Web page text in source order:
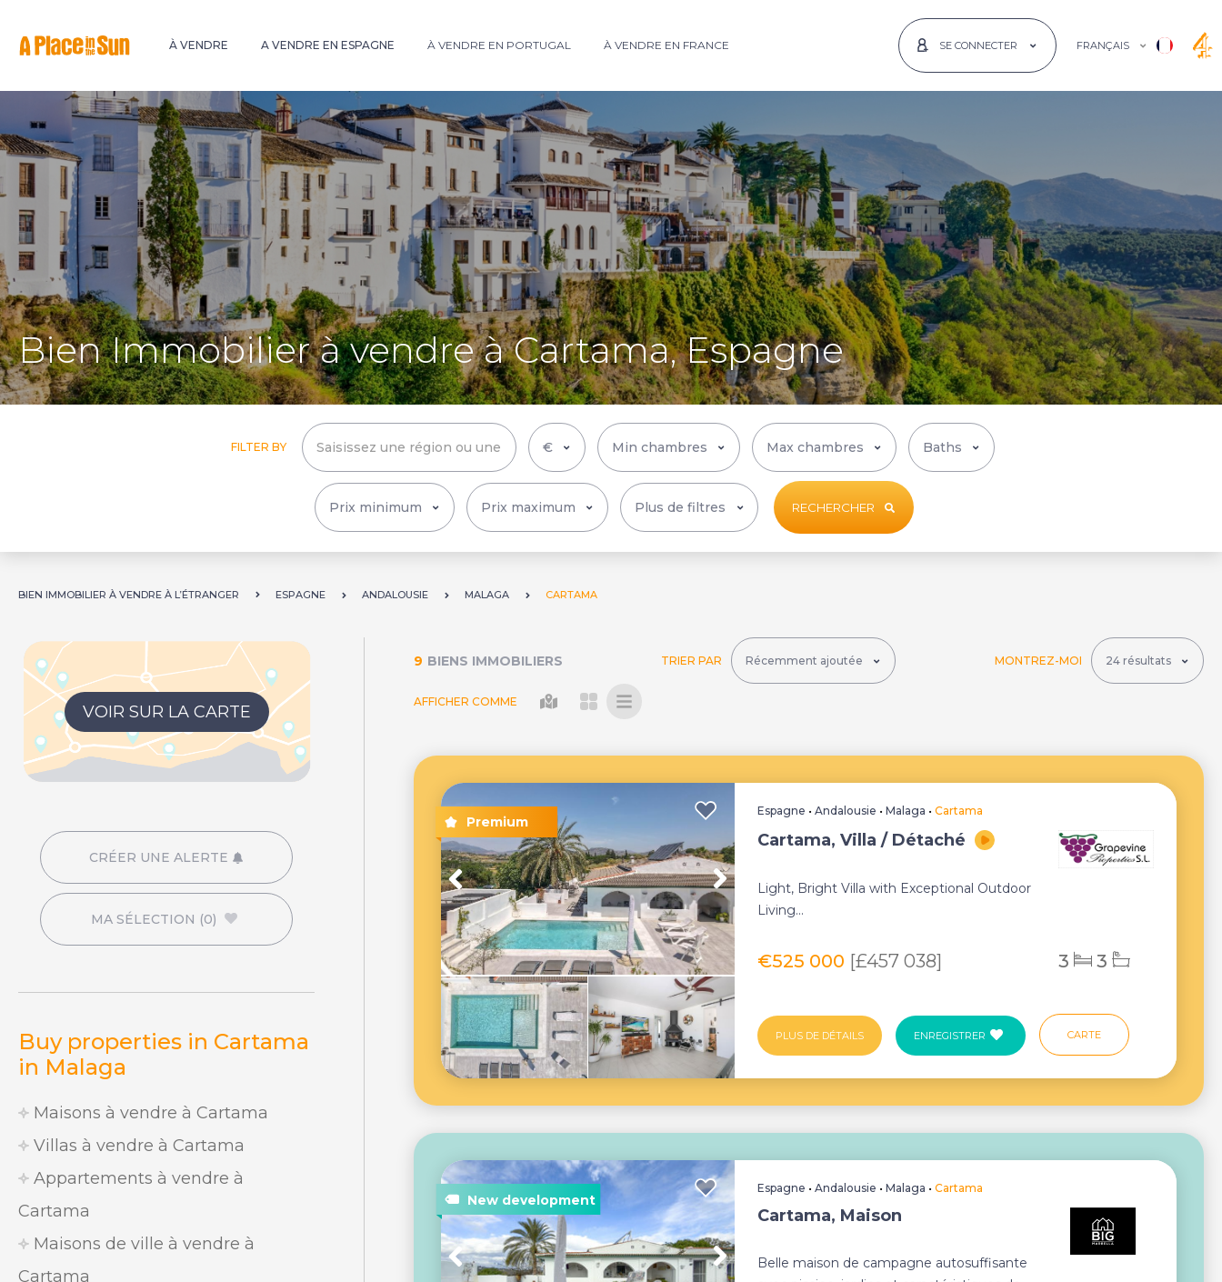
À VENDRE A VENDRE EN ESPAGNE À VENDRE EN PORTUGAL À VENDRE EN FRANCE SE CONNECTER FRANÇAIS
Bien Immobilier à vendre à Cartama, Espagne
FILTER BY
Plus de filtres RECHERCHER
BIEN IMMOBILIER À VENDRE À L’ÉTRANGER ESPAGNE ANDALOUSIE MALAGA CARTAMA
VOIR SUR LA CARTE
CRÉER UNE ALERTE
MA SÉLECTION (0)
Buy properties in Cartama
in Malaga
Maisons à vendre à Cartama
Villas à vendre à Cartama
Appartements à vendre à
Cartama
Maisons de ville à vendre à
Cartama
9 BIENS IMMOBILIERS TRIER PAR MONTREZ-MOI
AFFICHER COMME
Espagne •Andalousie •Malaga •Cartama
Cartama, Villa / Détaché
Light, Bright Villa with Exceptional Outdoor
Living...
€525 000 [£457 038] 3 3
PLUS DE DÉTAILS ENREGISTRER CARTE
Espagne •Andalousie •Malaga •Cartama
Cartama, Maison
Belle maison de campagne autosuffisante